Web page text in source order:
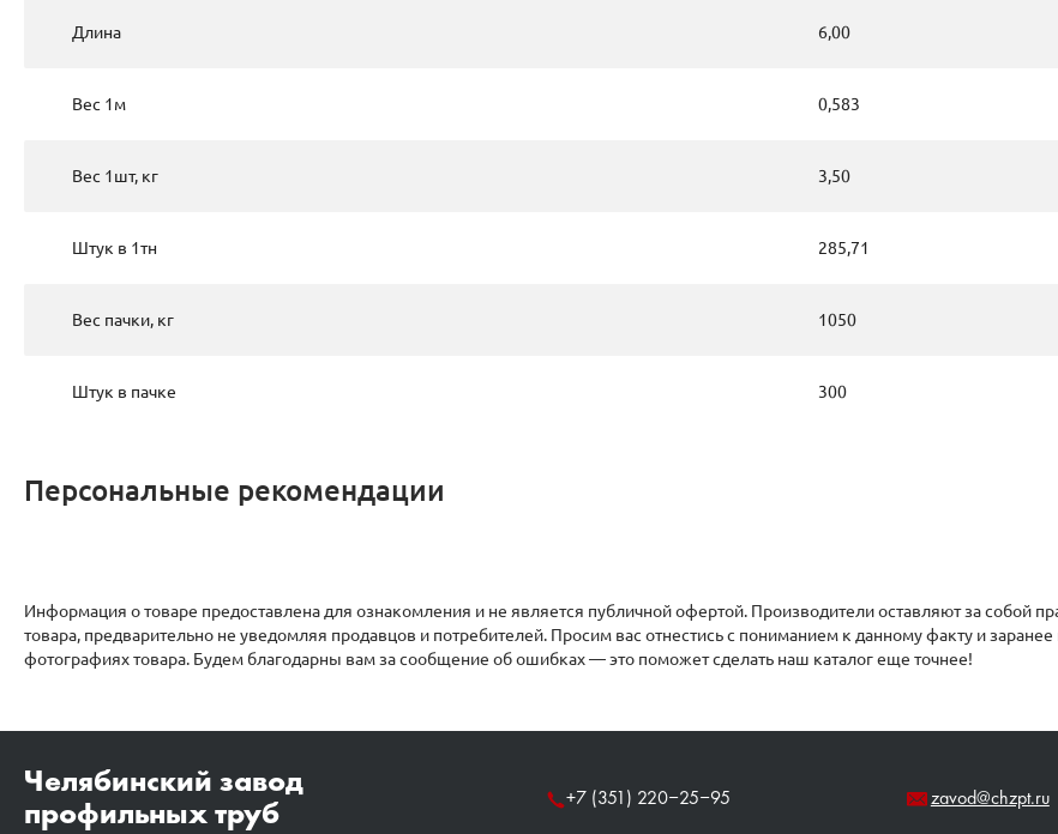
Длина 6,00
Вес 1м 0,583
Вес 1шт, кг 3,50
Штук в 1тн 285,71
Вес пачки, кг 1050
Штук в пачке 300
Персональные рекомендации
Информация о товаре предоставлена для ознакомления и не является публичной офертой. Производители оставляют за собой
товара, предварительно не уведомляя продавцов и потребителей. Просим вас отнестись с пониманием к данному факту и
фотографиях товара. Будем благодарны вам за сообщение об ошибках — это поможет сделать наш каталог еще точнее!
Челябинский завод
профильных труб
+7 (351) 220‒25‒95 zavod@chzpt.ru